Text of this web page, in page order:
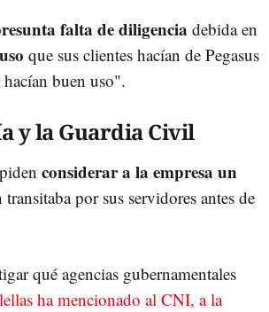
falta de diligencia debida en
que sus clientes hacían de Pegasus
buen uso".
y la Guardia Civil
considerar a la empresa un
por sus servidores antes de
qué agencias gubernamentales
ha mencionado al CNI, a la